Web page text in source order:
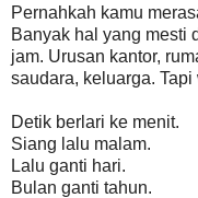
Pernahkah kamu
Banyak hal yang mesti
jam. Urusan kantor,
saudara, keluarga.
Detik berlari ke menit.
Siang lalu malam.
Lalu ganti hari.
Bulan ganti tahun.